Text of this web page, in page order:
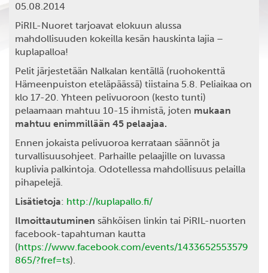
05.08.2014
PiRIL-Nuoret tarjoavat elokuun alussa
mahdollisuuden kokeilla kesän hauskinta lajia –
kuplapalloa!
Pelit järjestetään Nalkalan kentällä (ruohokenttä
Hämeenpuiston eteläpäässä) tiistaina 5.8. Peliaikaa on
klo 17-20. Yhteen pelivuoroon (kesto tunti)
pelaamaan mahtuu 10-15 ihmistä, joten mukaan
mahtuu enimmillään 45 pelaajaa.
Ennen jokaista pelivuoroa kerrataan säännöt ja
turvallisuusohjeet. Parhaille pelaajille on luvassa
kuplivia palkintoja. Odotellessa mahdollisuus pelailla
pihapelejä.
Lisätietoja: http://kuplapallo.fi/
Ilmoittautuminen sähköisen linkin tai PiRIL-nuorten
facebook-tapahtuman kautta
(https://www.facebook.com/events/1433652553579
865/?fref=ts).